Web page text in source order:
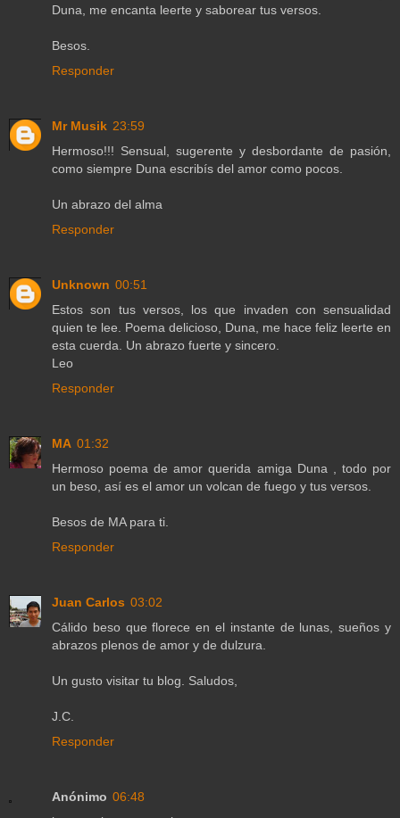
Duna, me encanta leerte y saborear tus versos.
Besos.
Responder
Mr Musik 23:59
Hermoso!!! Sensual, sugerente y desbordante de pasión,
como siempre Duna escribís del amor como pocos.
Un abrazo del alma
Responder
Unknown 00:51
Estos son tus versos, los que invaden con sensualidad
quien te lee. Poema delicioso, Duna, me hace feliz leerte en
esta cuerda. Un abrazo fuerte y sincero.
Leo
Responder
MA 01:32
Hermoso poema de amor querida amiga Duna , todo por
un beso, así es el amor un volcan de fuego y tus versos.
Besos de MA para ti.
Responder
Juan Carlos 03:02
Cálido beso que florece en el instante de lunas, sueños y
abrazos plenos de amor y de dulzura.
Un gusto visitar tu blog. Saludos,
J.C.
Responder
Anónimo 06:48